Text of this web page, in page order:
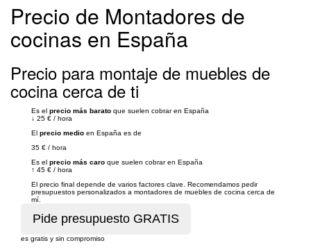
Precio de Montadores de
cocinas en España
Precio para montaje de muebles de
cocina cerca de ti
Es el precio más barato que suelen cobrar en España
↓ 25 € / hora
El precio medio en España es de
35 € / hora
Es el precio más caro que suelen cobrar en España
↑ 45 € / hora
El precio final depende de varios factores clave. Recomendamos pedir
presupuestos personalizados a montadores de muebles de cocina cerca de
mí.
es gratis y sin compromiso